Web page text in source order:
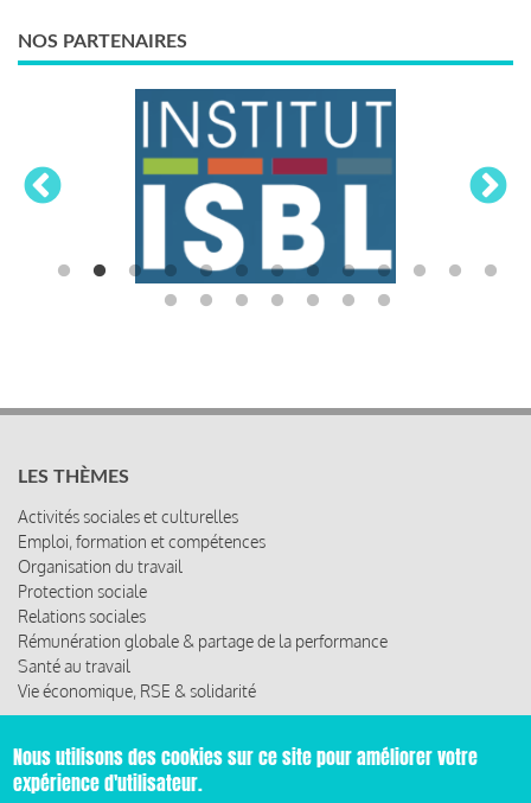
NOS PARTENAIRES
LES THÈMES
Activités sociales et culturelles
Emploi, formation et compétences
Organisation du travail
Protection sociale
Relations sociales
Rémunération globale & partage de la performance
Santé au travail
Vie économique, RSE & solidarité
Les abonnements
Nous utilisons des cookies sur ce site pour améliorer votre
expérience d'utilisateur.